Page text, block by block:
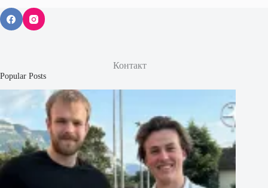
Контакт
Popular Posts